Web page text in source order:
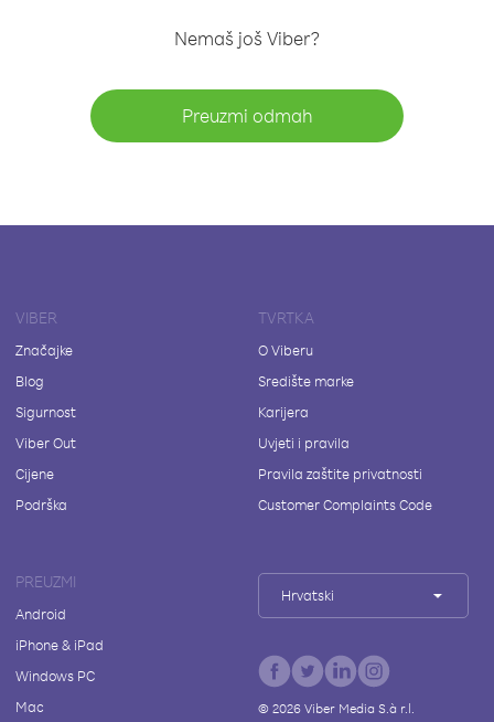
Nemaš još Viber?
Preuzmi odmah
VIBER
Značajke
Blog
Sigurnost
Viber Out
Cijene
Podrška
TVRTKA
O Viberu
Središte marke
Karijera
Uvjeti i pravila
Pravila zaštite privatnosti
Customer Complaints Code
PREUZMI
Android
iPhone & iPad
Windows PC
Mac
Hrvatski
© 2026Viber Media S.à r.l.